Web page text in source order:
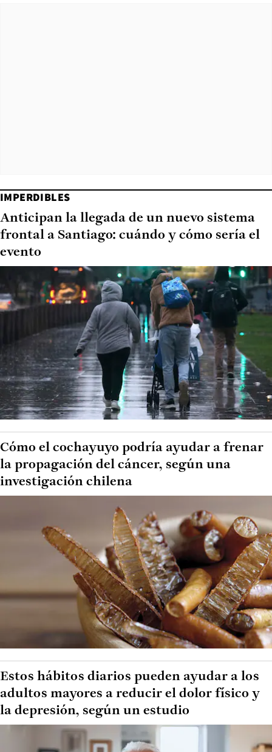
IMPERDIBLES
Anticipan la llegada de un nuevo sistema
frontal a Santiago: cuándo y cómo sería el
evento
Cómo el cochayuyo podría ayudar a frenar
la propagación del cáncer, según una
investigación chilena
Estos hábitos diarios pueden ayudar a los
adultos mayores a reducir el dolor físico y
la depresión, según un estudio